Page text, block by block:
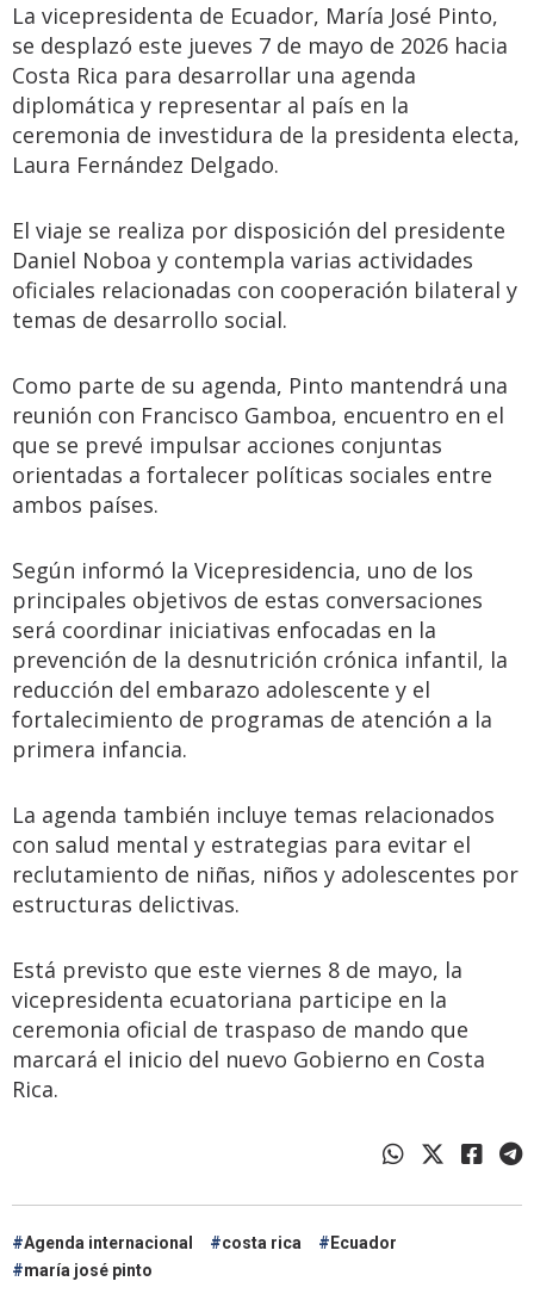
La vicepresidenta de Ecuador, María José Pinto,
se desplazó este jueves 7 de mayo de 2026 hacia
Costa Rica para desarrollar una agenda
diplomática y representar al país en la
ceremonia de investidura de la presidenta electa,
Laura Fernández Delgado.
El viaje se realiza por disposición del presidente
Daniel Noboa y contempla varias actividades
oficiales relacionadas con cooperación bilateral y
temas de desarrollo social.
Como parte de su agenda, Pinto mantendrá una
reunión con Francisco Gamboa, encuentro en el
que se prevé impulsar acciones conjuntas
orientadas a fortalecer políticas sociales entre
ambos países.
Según informó la Vicepresidencia, uno de los
principales objetivos de estas conversaciones
será coordinar iniciativas enfocadas en la
prevención de la desnutrición crónica infantil, la
reducción del embarazo adolescente y el
fortalecimiento de programas de atención a la
primera infancia.
La agenda también incluye temas relacionados
con salud mental y estrategias para evitar el
reclutamiento de niñas, niños y adolescentes por
estructuras delictivas.
Está previsto que este viernes 8 de mayo, la
vicepresidenta ecuatoriana participe en la
ceremonia oficial de traspaso de mando que
marcará el inicio del nuevo Gobierno en Costa
Rica.
Agenda internacional costa rica
Ecuador
maría josé pinto